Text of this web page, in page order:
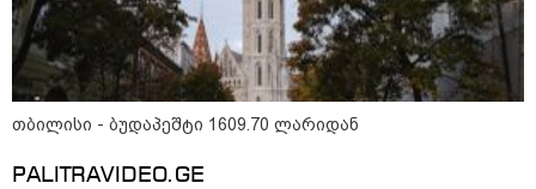
15:49 / 06-08-2026
შეიძინე ალდაგის სამოგზაურო დაზღვევა და
მიიღე გაორმაგებული ინტერნეტი
Faceამბები
თბილისი - ბუდაპეშტი 1609.70 ლარიდან
PALITRAVIDEO.GE